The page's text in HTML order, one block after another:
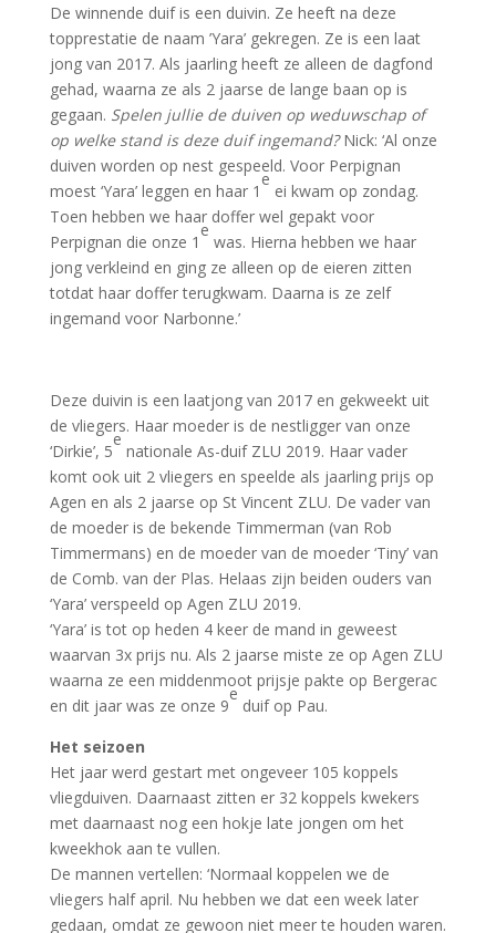
De winnende duif is een duivin. Ze heeft na deze
topprestatie de naam ’Yara’ gekregen. Ze is een laat
jong van 2017. Als jaarling heeft ze alleen de dagfond
gehad, waarna ze als 2 jaarse de lange baan op is
gegaan. Spelen jullie de duiven op weduwschap of
op welke stand is deze duif ingemand?Nick: ‘Al onze
duiven worden op nest gespeeld. Voor Perpignan
moest ‘Yara’ leggen en haar 1
e
ei kwam op zondag.
Toen hebben we haar doffer wel gepakt voor
Perpignan die onze 1
e
was. Hierna hebben we haar
jong verkleind en ging ze alleen op de eieren zitten
totdat haar doffer terugkwam. Daarna is ze zelf
ingemand voor Narbonne.’
Deze duivin is een laatjong van 2017 en gekweekt uit
de vliegers. Haar moeder is de nestligger van onze
‘Dirkie’, 5
e
nationale As-duif ZLU 2019. Haar vader
komt ook uit 2 vliegers en speelde als jaarling prijs op
Agen en als 2 jaarse op St Vincent ZLU. De vader van
de moeder is de bekende Timmerman (van Rob
Timmermans) en de moeder van de moeder ‘Tiny’ van
de Comb. van der Plas. Helaas zijn beiden ouders van
‘Yara’ verspeeld op Agen ZLU 2019.
‘Yara’ is tot op heden 4 keer de mand in geweest
waarvan 3x prijs nu. Als 2 jaarse miste ze op Agen ZLU
waarna ze een middenmoot prijsje pakte op Bergerac
en dit jaar was ze onze 9
e
duif op Pau.
Het seizoen
Het jaar werd gestart met ongeveer 105 koppels
vliegduiven. Daarnaast zitten er 32 koppels kwekers
met daarnaast nog een hokje late jongen om het
kweekhok aan te vullen.
De mannen vertellen: ‘Normaal koppelen we de
vliegers half april. Nu hebben we dat een week later
gedaan, omdat ze gewoon niet meer te houden waren.